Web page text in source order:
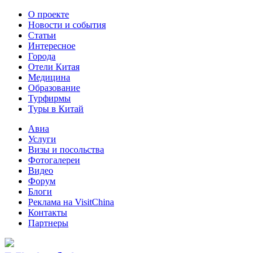
О проекте
Новости и события
Статьи
Интересное
Города
Отели Китая
Медицина
Образование
Турфирмы
Туры в Китай
Авиа
Услуги
Визы и посольства
Фотогалереи
Видео
Форум
Блоги
Реклама на VisitChina
Контакты
Партнеры